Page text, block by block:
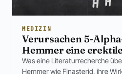
MEDIZIN
Verursachen 5-
Hemmer eine
Was eine Literaturrecherche
Hemmer wie Finasterid, ihre